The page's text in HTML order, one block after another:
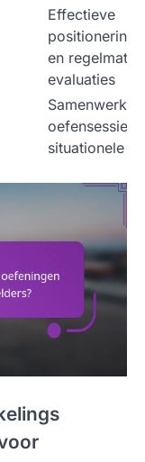
Effectieve
en
evaluaties
oefensessies
situationele